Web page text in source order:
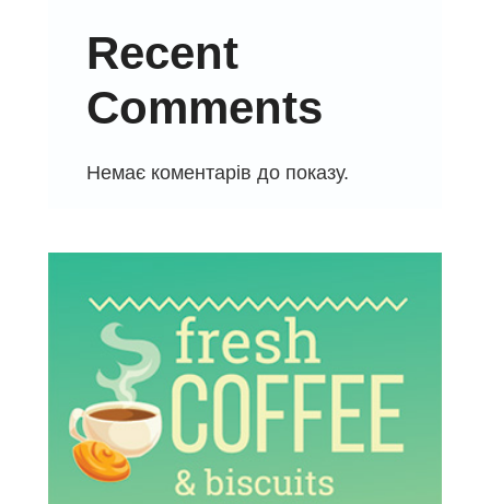
Recent
Comments
Немає коментарів до показу.